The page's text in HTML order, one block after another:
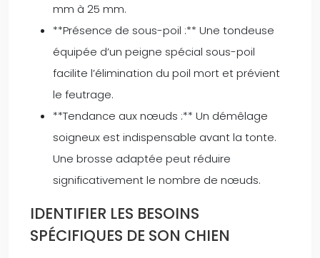
mm à 25 mm.
**Présence de sous-poil :** Une tondeuse
équipée d’un peigne spécial sous-poil
facilite l’élimination du poil mort et prévient
le feutrage.
**Tendance aux nœuds :** Un démêlage
soigneux est indispensable avant la tonte.
Une brosse adaptée peut réduire
significativement le nombre de nœuds.
IDENTIFIER LES BESOINS
SPÉCIFIQUES DE SON CHIEN